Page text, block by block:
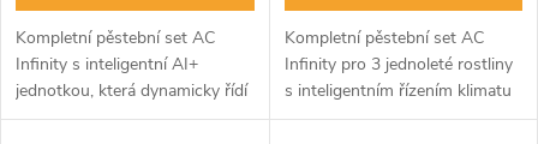
d
u
d
u
Kompletní pěstební set AC
Infinity s inteligentní AI+
jednotkou, která dynamicky řídí
prostředí pro optimální růst.
Kompletní pěstební set AC
Infinity pro 3 jednoleté rostliny
s inteligentním řízením klimatu
přes WiFi. Zahrnuje stan